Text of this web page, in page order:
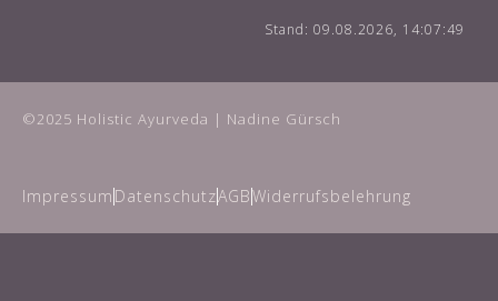
Stand: 09.08.2026, 14:07:49
©2025 Holistic Ayurveda | Nadine Gürsch
Impressum DatenschutzAGBWiderrufsbelehrung